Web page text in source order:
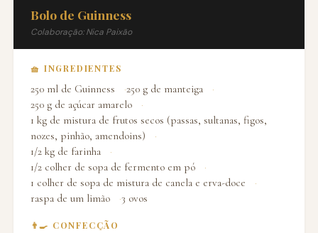
Bolo de Guinness
Colaboração: Nica Paixão
🧺 INGREDIENTES
250 ml de Guinness
250 g de manteiga
250 g de açúcar amarelo
1 kg de mistura de frutos secos (passas, sultanas, figos,
nozes, pinhão, amendoins)
1/2 kg de farinha
1/2 colher de sopa de fermento em pó
1 colher de sopa de mistura de canela e erva-doce
raspa de um limão
3 ovos
👨‍🍳 CONFECÇÃO